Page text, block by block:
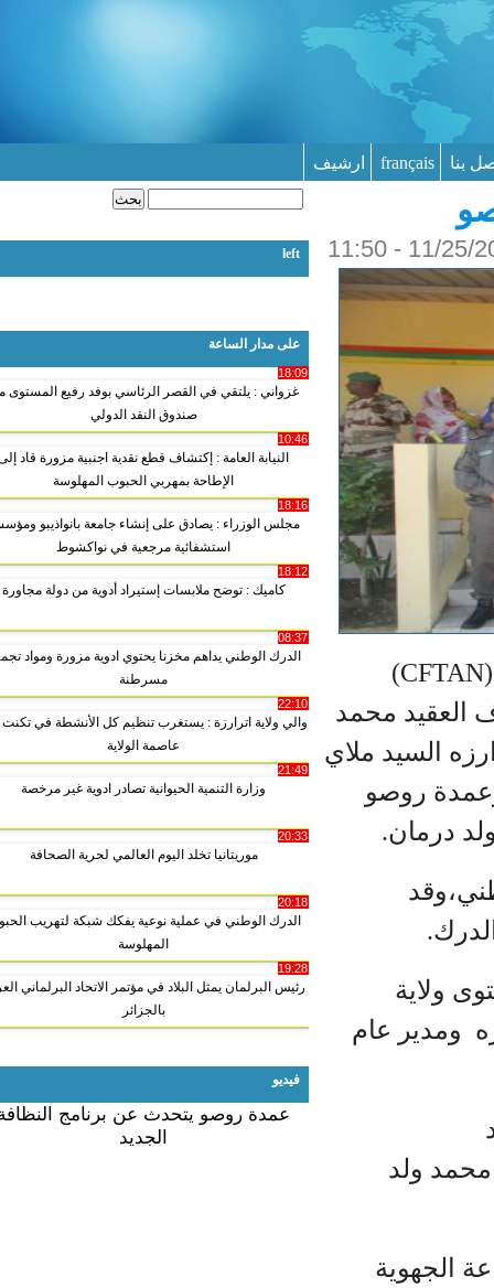
français ارشيف
تم صباح اليوم في مركز التكوين الفني للجيش الوطني (CFTAN)
محمد
السيد ملاي
روصو
درمان.
ولاية
ومدير عام
ولد
على مدار الساعة
18:09
غزواني : يلتقي في القصر الرئاسي بوفد رفيع المستوى من
صندوق النقد الدولي
10:46
النيابة العامة : إكتشاف قطع نقدية اجنبية مزورة قاد إلى
الإطاحة بمهربي الحبوب المهلوسة
18:16
مجلس الوزراء : يصادق على إنشاء جامعة بانواذيبو ومؤسسة
استشفائية مرجعية في نواكشوط
18:12
كاميك : توضح ملابسات إستيراد أدوية من دولة مجاورة
08:37
الدرك الوطني يداهم مخزنا يحتوي ادوية مزورة ومواد تجميل
مسرطنة
22:10
والي ولاية اترارزة : يستغرب تنظيم كل الأنشطة في تكنت بدل
عاصمة الولاية
21:49
وزارة التنمية الحيوانية تصادر ادوية غير مرخصة
20:33
موريتانيا تخلد اليوم العالمي لحرية الصحافة
20:18
الدرك الوطني في عملية نوعية يفكك شبكة لتهريب الحبوب
المهلوسة
19:28
رئيس البرلمان يمثل البلاد في مؤتمر الاتحاد البرلماني العربي
بالجزائر
فيديو
عمدة روصو يتحدث عن برنامج النظافة
الجديد